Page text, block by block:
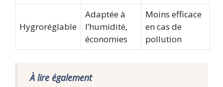
Hygroréglable
Adaptée à
l’humidité,
économies
Moins efficace
en cas de
pollution
À lire également